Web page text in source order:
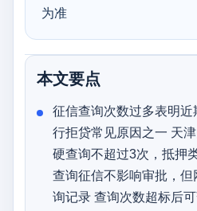
为准
本文要点
征信查询次数过多表明
行拒贷常见原因之一 天
硬查询不超过3次，抵押
查询征信不影响审批，
询记录 查询次数超标后